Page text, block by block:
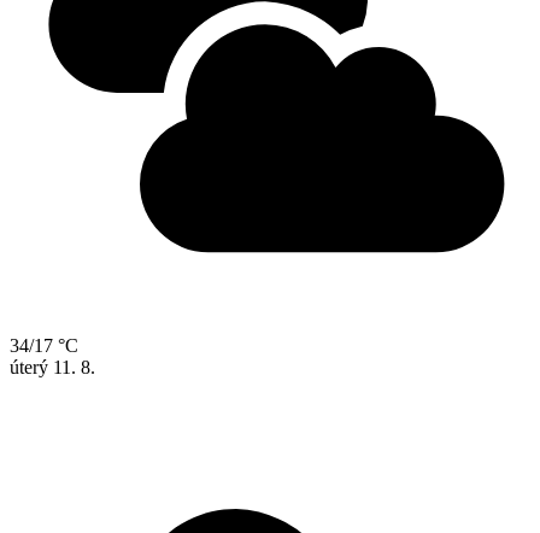
34/17 °C
úterý 11. 8.